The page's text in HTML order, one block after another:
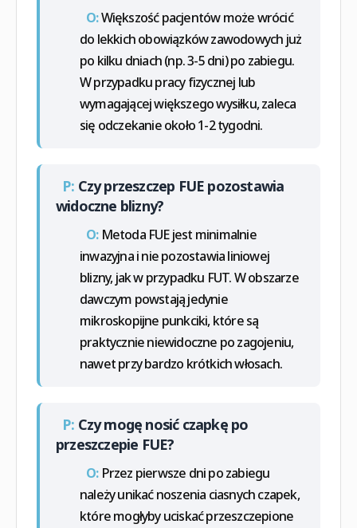
O:Większość pacjentów może wrócić
do lekkich obowiązków zawodowych już
po kilku dniach (np. 3-5 dni) po zabiegu.
W przypadku pracy fizycznej lub
wymagającej większego wysiłku, zaleca
się odczekanie około 1-2 tygodni.
P: Czy przeszczep FUE pozostawia
widoczne blizny?
O:Metoda FUE jest minimalnie
inwazyjna i nie pozostawia liniowej
blizny, jak w przypadku FUT. W obszarze
dawczym powstają jedynie
mikroskopijne punkciki, które są
praktycznie niewidoczne po zagojeniu,
nawet przy bardzo krótkich włosach.
P: Czy mogę nosić czapkę po
przeszczepie FUE?
O:Przez pierwsze dni po zabiegu
należy unikać noszenia ciasnych czapek,
które mogłyby uciskać przeszczepione